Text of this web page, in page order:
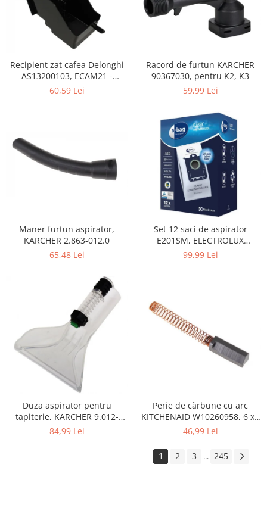
Drone si Accesorii
Home Cinema & Audio
Playere, Boxe & Casti
Telescoape & Optica
Televizoare & accesorii
Recipient zat cafea Delonghi
AS13200103, ECAM21 -
ECAM25
60,59 Lei
Racord de furtun KARCHER
90367030, pentru K2, K3
59,99 Lei
Maner furtun aspirator,
KARCHER 2.863-012.0
65,48 Lei
Set 12 saci de aspirator
E201SM, ELECTROLUX
9001684811, CLASSIC LONG
99,99 Lei
Duza aspirator pentru
tapiterie, KARCHER 9.012-
278.0, SE4001, SE4002, SE5100
84,99 Lei
Perie de cărbune cu arc
KITCHENAID W10260958, 6 x6
x 19 mm, pentru 5KSM15
46,99 Lei
1 2 3 ... 245